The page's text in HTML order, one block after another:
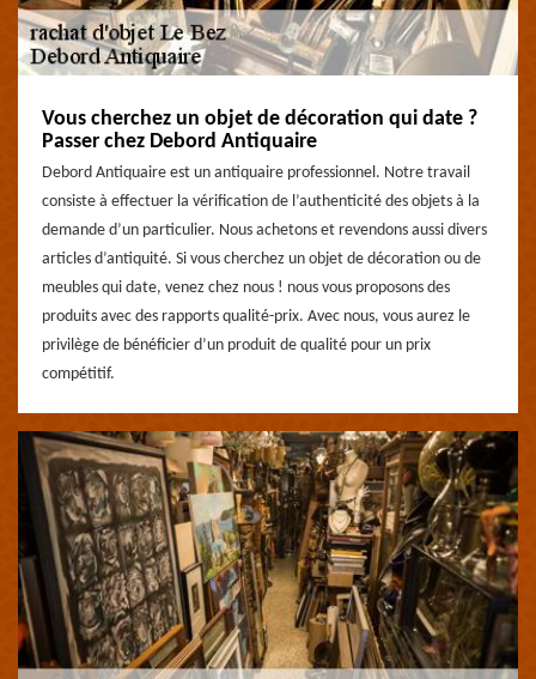
Vous cherchez un objet de décoration qui date ?
Passer chez Debord Antiquaire
Debord Antiquaire est un antiquaire professionnel. Notre travail
consiste à effectuer la vérification de l’authenticité des objets à la
demande d’un particulier. Nous achetons et revendons aussi divers
articles d’antiquité. Si vous cherchez un objet de décoration ou de
meubles qui date, venez chez nous ! nous vous proposons des
produits avec des rapports qualité-prix. Avec nous, vous aurez le
privilège de bénéficier d’un produit de qualité pour un prix
compétitif.